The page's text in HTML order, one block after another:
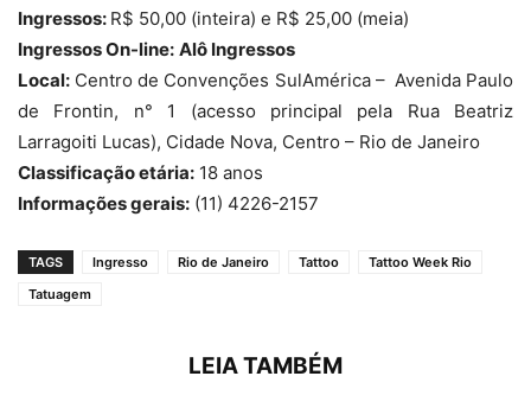
Ingressos: R$ 50,00 (inteira) e R$ 25,00 (meia)
Ingressos On-line: Alô Ingressos
Local: Centro de Convenções SulAmérica – Avenida Paulo
de Frontin, n° 1 (acesso principal pela Rua Beatriz
Larragoiti Lucas), Cidade Nova, Centro – Rio de Janeiro
Classificação etária: 18 anos
Informações gerais: (11) 4226-2157
TAGS Ingresso Rio de Janeiro Tattoo
Tattoo Week Rio
Tatuagem
LEIA TAMBÉM